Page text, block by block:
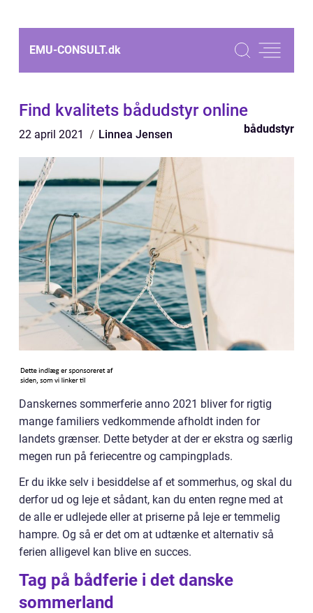
EMU-CONSULT.dk
Find kvalitets bådudstyr online
22 april 2021 Linnea Jensen bådudstyr
Danskernes sommerferie anno 2021 bliver for rigtig
mange familiers vedkommende afholdt inden for
landets grænser. Dette betyder at der er ekstra og særlig
megen run på feriecentre og campingplads.
Er du ikke selv i besiddelse af et sommerhus, og skal du
derfor ud og leje et sådant, kan du enten regne med at
de alle er udlejede eller at priserne på leje er temmelig
hampre. Og så er det om at udtænke et alternativ så
ferien alligevel kan blive en succes.
Tag på bådferie i det danske
sommerland